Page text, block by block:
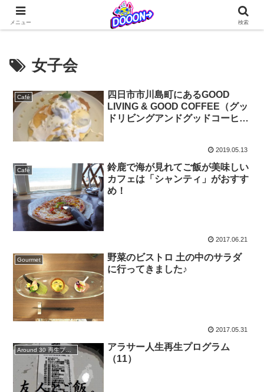
どぅーんくんが仲間たちとなんやかんやを繰り広げる日常系4コマ更新中！
女子会
Café
四日市市川島町にあるGOOD
LIVING & GOOD COFFEE（グッ
ドリビングアンドグッドコーヒ
2019.05.13
Café
鈴鹿で海が見れてご飯が美味しい
カフェは「シャンティ」がおすす
め！
2017.06.21
Gourmet
野菜のビストロ 土の中のサラダ
に行ってきました♪
2017.05.31
Around 30 再生プログラム
アラサー人生再生プログラム
（11）
メニュー 検索